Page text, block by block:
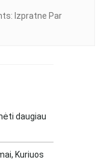
Izpratne Par
daugiau
Kuriuos